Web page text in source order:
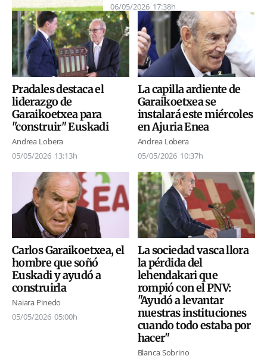
06/05/2026 17:38h
Pradales destaca el
liderazgo de
Garaikoetxea para
"construir" Euskadi
Andrea Lobera
05/05/2026 13:13h
La capilla ardiente de
Garaikoetxea se
instalará este miércoles
en Ajuria Enea
Andrea Lobera
05/05/2026 10:37h
Carlos Garaikoetxea, el
hombre que soñó
Euskadi y ayudó a
construirla
Naiara Pinedo
05/05/2026 05:00h
La sociedad vasca llora
la pérdida del
lehendakari que
rompió con el PNV:
"Ayudó a levantar
nuestras instituciones
cuando todo estaba por
hacer"
Blanca Sobrino